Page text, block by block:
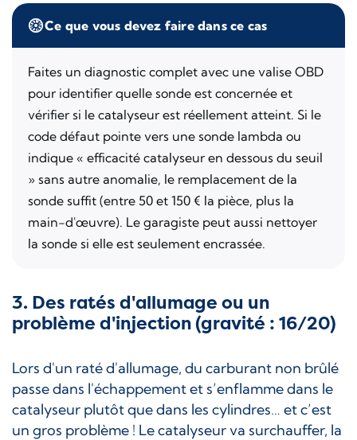
Ce que vous devez faire dans ce cas
Faites un diagnostic complet avec une valise OBD
pour identifier quelle sonde est concernée et
vérifier si le catalyseur est réellement atteint. Si le
code défaut pointe vers une sonde lambda ou
indique « efficacité catalyseur en dessous du seuil
» sans autre anomalie, le remplacement de la
sonde suffit (entre 50 et 150 € la pièce, plus la
main-d'œuvre). Le garagiste peut aussi nettoyer
la sonde si elle est seulement encrassée.
3. Des ratés d'allumage ou un
problème d'injection (gravité : 16/20)
Lors d'un raté d'allumage, du carburant non brûlé
passe dans l'échappement et s’enflamme dans le
catalyseur plutôt que dans les cylindres… et c’est
un gros problème ! Le catalyseur va surchauffer, la